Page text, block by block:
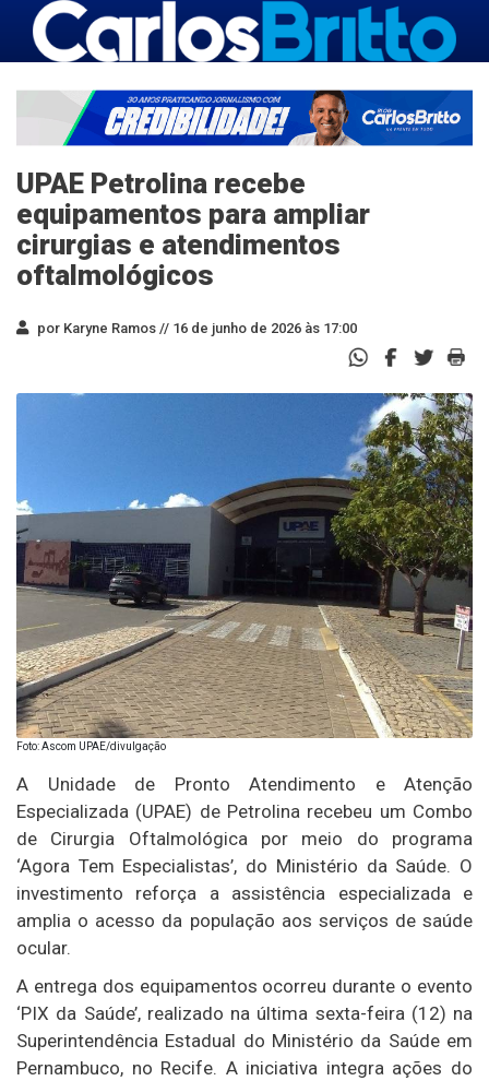
UPAE Petrolina recebe
equipamentos para ampliar
cirurgias e atendimentos
oftalmológicos
por Karyne Ramos // 16 de junho de 2026 às 17:00
Foto: Ascom UPAE/divulgação
A Unidade de Pronto Atendimento e Atenção
Especializada (UPAE) de Petrolina recebeu um Combo
de Cirurgia Oftalmológica por meio do programa
‘Agora Tem Especialistas’, do Ministério da Saúde. O
investimento reforça a assistência especializada e
amplia o acesso da população aos serviços de saúde
ocular.
A entrega dos equipamentos ocorreu durante o evento
‘PIX da Saúde’, realizado na última sexta-feira (12) na
Superintendência Estadual do Ministério da Saúde em
Pernambuco, no Recife. A iniciativa integra ações do